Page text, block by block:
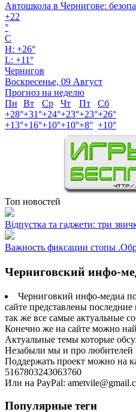
Автошкола в Чернигове:
+22
°
C
H: +26°
L: +11°
Чернигов
Воскресенье, 09 Август
Прогноз на неделю
Пн
Вт Ср Чт Пт
Сб
+28°+31°+24°+23°+23°+26°
+13°+16°+10°+10°+8° +10°
Топ новостей
Відпустка та гаджети: три
Важность фиксации стопы
Черниговский инфо-
Черниговкий инфо-медиа
сайте представлены
так же все самые актуальные
Конечно же на сайте можно
Актуальные темы которые
Незабыли мы и про любителей
Поддержать проект можно на
5167803243063760
Или на PayPal:
Популярные теги